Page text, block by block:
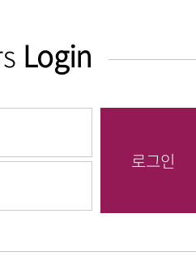
Login